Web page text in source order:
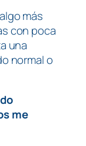
más
con poca
una
normal o
me